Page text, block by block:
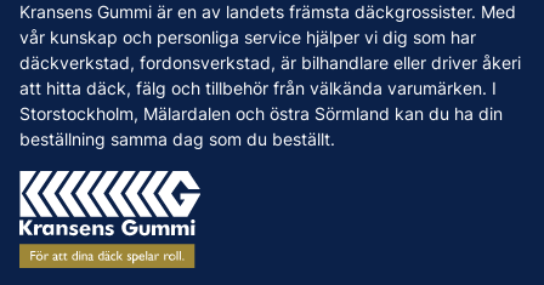
Kransens Gummi är en av landets främsta däckgrossister. Med
vår kunskap och personliga service hjälper vi dig som har
däckverkstad, fordonsverkstad, är bilhandlare eller driver åkeri
att hitta däck, fälg och tillbehör från välkända varumärken. I
Storstockholm, Mälardalen och östra Sörmland kan du ha din
beställning samma dag som du beställt.
Leverans
Reklamation & återköp
Betalning & faktura
Köpvillkor
Vanliga frågor och svar
Vi som jobbar på Kransens Gummi
Jobba hos oss
Nyheter
Tips & Råd
Varumärken
Våra Verkstäder
Press